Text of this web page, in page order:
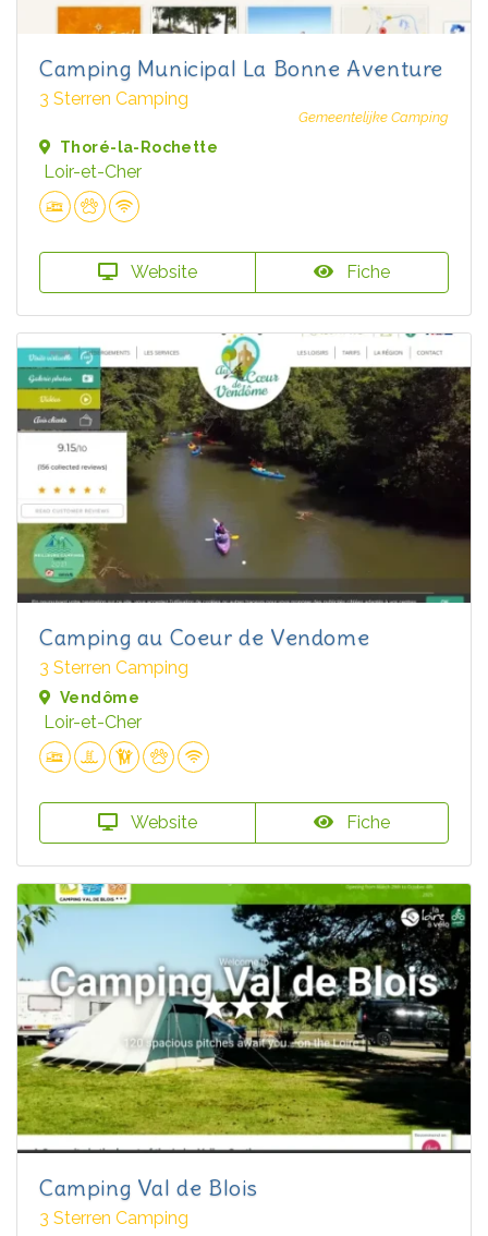
Camping Municipal La Bonne Aventure
3 Sterren Camping
Gemeentelijke Camping
Thoré-la-Rochette
Loir-et-Cher
Website Fiche
Camping au Coeur de Vendome
3 Sterren Camping
Vendôme
Loir-et-Cher
Website Fiche
Camping Val de Blois
3 Sterren Camping